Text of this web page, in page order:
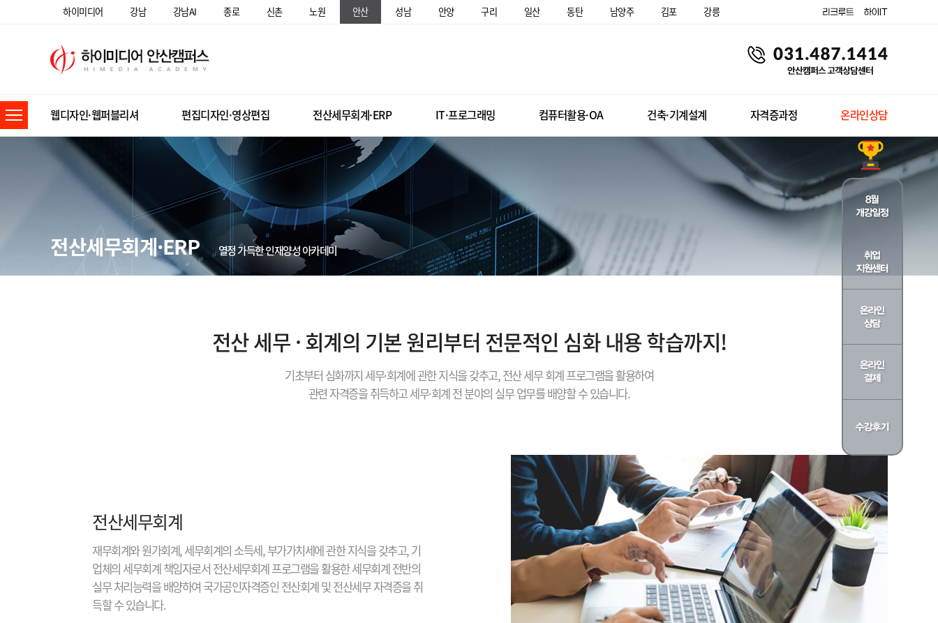
하이미디어 강남 강남AI 종로 신촌 노원 안산 성남 안양 구리 일산 동탄 남양주 김포 강릉
웹디자인·웹퍼블리셔 편집디자인·영상편집 전산세무회계·ERP IT·프로그래밍 컴퓨터활용·OA 건축·기계설계 자격증과정 온라인상담
전산세무회계·ERP 열정 가득한 인재양성 아카데미
전산 세무 · 회계의 기본 원리부터 전문적인 심화 내용 학습까지!
기초부터 심화까지 세무·회계에 관한 지식을 갖추고, 전산 세무 회계 프로그램을 활용하여
관련 자격증을 취득하고 세무·회계 전 분야의 실무 업무를 배양할 수 있습니다.
전산세무회계
재무회계와 원가회계, 세무회계의 소득세, 부가가치세에 관한 지식을 갖추고, 기
업체의 세무회계 책임자로서 전산세무회계 프로그램을 활용한 세무회계 전반의
실무 처리능력을 배양하여 국가공인자격증인 전산회계 및 전산세무 자격증을 취
득할 수 있습니다.